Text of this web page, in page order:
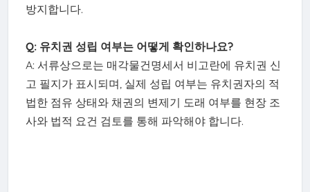
방지합니다.
Q: 유치권 성립 여부는 어떻게 확인하나요?
A: 서류상으로는 매각물건명세서 비고란에 유치권 신
고 필지가 표시되며, 실제 성립 여부는 유치권자의 적
법한 점유 상태와 채권의 변제기 도래 여부를 현장 조
사와 법적 요건 검토를 통해 파악해야 합니다.